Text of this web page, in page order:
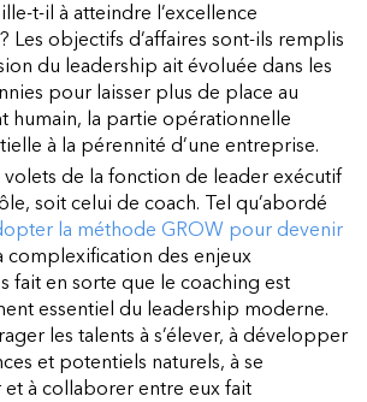
t-il à atteindre l’excellence
Les objectifs d’affaires sont-ils remplis
du leadership ait évoluée dans les
pour laisser plus de place au
humain, la partie opérationnelle
à la pérennité d’une entreprise.
de la fonction de leader exécutif
soit celui de coach. Tel qu’abordé
la méthode GROW pour devenir
complexification des enjeux
fait en sorte que le coaching est
essentiel du leadership moderne.
les talents à s’élever, à développer
et potentiels naturels, à se
à collaborer entre eux fait